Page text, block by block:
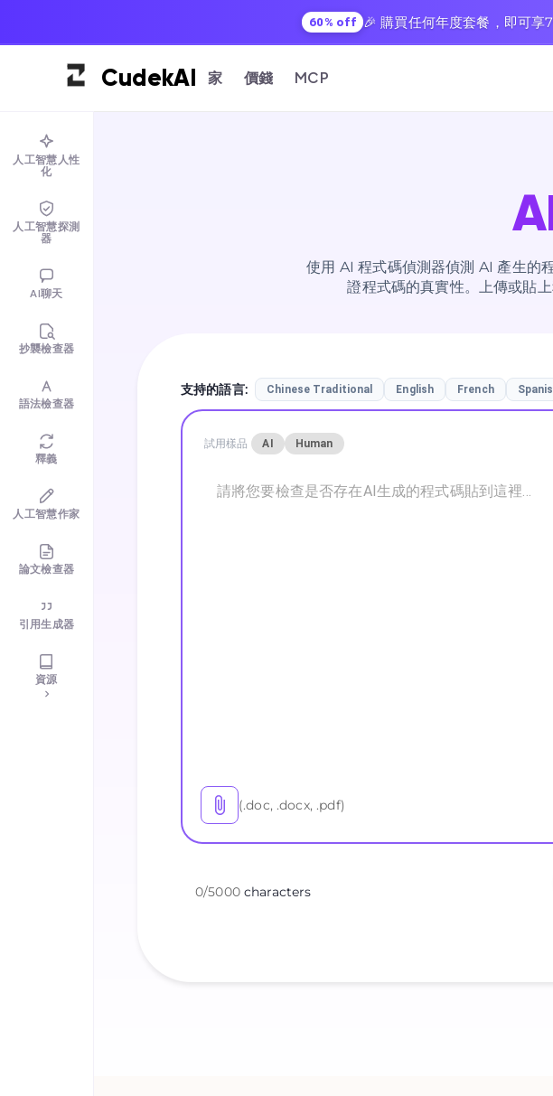
60% off 🎉 購買任何年度套餐，即可
CudekAI 家 價錢 MCP
人工智慧人性
化
人工智慧探測
器
AI聊天
抄襲檢查器
語法檢查器
釋義
人工智慧作家
論文檢查器
引用生成器
資源
使用 AI 程式碼偵測器偵測 AI 產生的
證程式碼的真實性。上傳或貼
支持的語言: Chinese Traditional English French
試用樣品 AI Human
(.doc, .docx, .pdf)
0/5000 characters